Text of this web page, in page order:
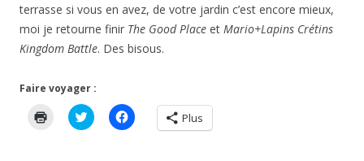
terrasse si vous en avez, de votre jardin c’est encore mieux,
moi je retourne finir The Good Place et Mario+Lapins Crétins
Kingdom Battle. Des bisous.
Faire voyager :
C
l
C
l Plus